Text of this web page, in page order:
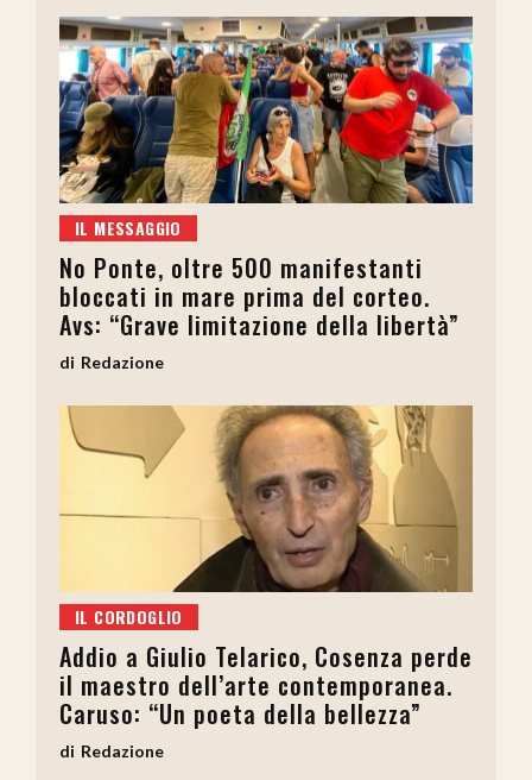
IL MESSAGGIO
No Ponte, oltre 500 manifestanti
bloccati in mare prima del corteo.
Avs: “Grave limitazione della libertà”
Redazione
IL CORDOGLIO
Addio a Giulio Telarico, Cosenza perde
il maestro dell’arte contemporanea.
Caruso: “Un poeta della bellezza”
Redazione